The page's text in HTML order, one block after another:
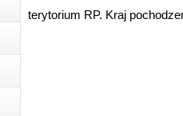
terytorium RP. Kraj